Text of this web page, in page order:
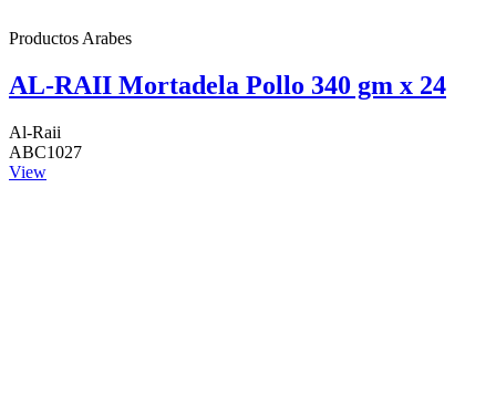
Productos Arabes
AL-RAII Mortadela Pollo 340 gm x 24
Al-Raii
ABC1027
View